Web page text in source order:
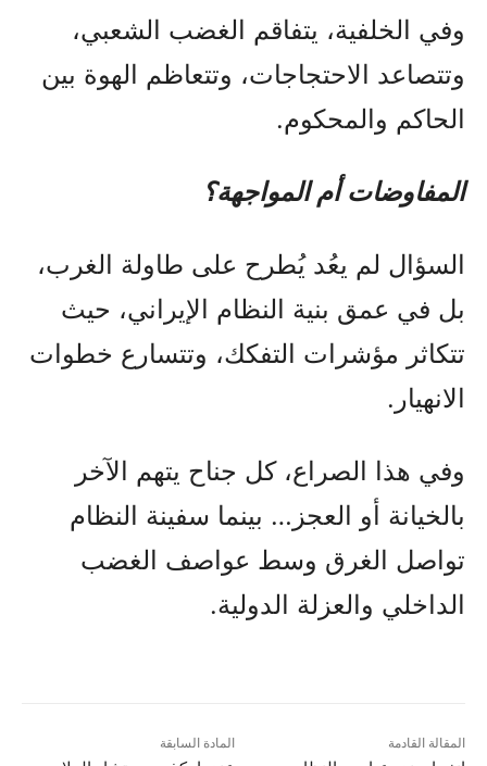
وفي الخلفية، يتفاقم الغضب الشعبي،
وتتصاعد الاحتجاجات، وتتعاظم الهوة بين
الحاكم والمحكوم.
المفاوضات أم المواجهة؟
السؤال لم يعُد يُطرح على طاولة الغرب،
بل في عمق بنية النظام الإيراني، حيث
تتكاثر مؤشرات التفكك، وتتسارع خطوات
الانهيار.
وفي هذا الصراع، كل جناح يتهم الآخر
بالخيانة أو العجز… بينما سفينة النظام
تواصل الغرق وسط عواصف الغضب
الداخلي والعزلة الدولية.
المادة السابقة المقالة القادمة